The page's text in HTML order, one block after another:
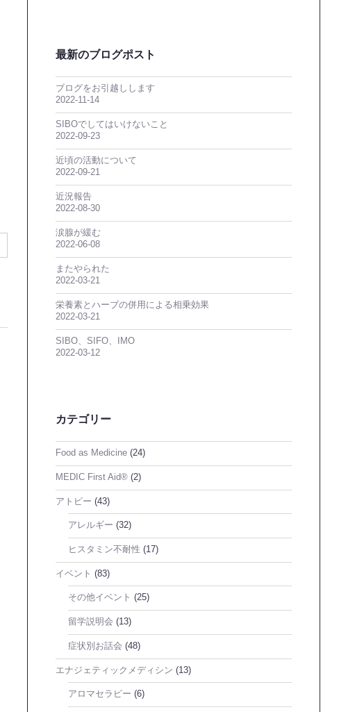
最新のブログポスト
ブログをお引越しします
2022-11-14
SIBOでしてはいけないこと
2022-09-23
近頃の活動について
2022-09-21
近況報告
2022-08-30
涙腺が緩む
2022-06-08
またやられた
2022-03-21
栄養素とハーブの併用による相乗効果
2022-03-21
SIBO、SIFO、IMO
2022-03-12
カテゴリー
Food as Medicine (24)
MEDIC First Aid® (2)
アトピー (43)
アレルギー (32)
ヒスタミン不耐性 (17)
イベント (83)
その他イベント (25)
留学説明会 (13)
症状別お話会 (48)
エナジェティックメディシン (13)
アロマセラピー (6)